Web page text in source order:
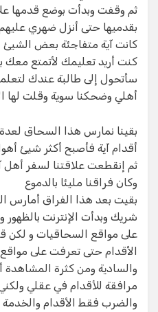
ثم وقفت وبدأت بوضع قدمها
بقدميها حتى أنزل ضهري
كانت آية متفاجئة بعض
كنت أريد تعليمك لأتمتع معك
سأتحول إلى طالبة عندك
أهلي وضحكنا سوية وقلت لها
بقينا نمارس هذا السحاق
أقدام آية فأصبح أكثر شيئ
ثم إنقطعت علاقتنا لسفر أهل
وكان فراقنا مليئا بالدموع
بقيت بعد هذا الفراق أمارس
شريك وبدأت الإنترنت
على مواقع السحاقيات و لكن
الأقدام حتى تعرفت على
والسادية ومن كثرة
مرافقة للأقدام في عقلي
والضرب فقط الأقدام والخدمة